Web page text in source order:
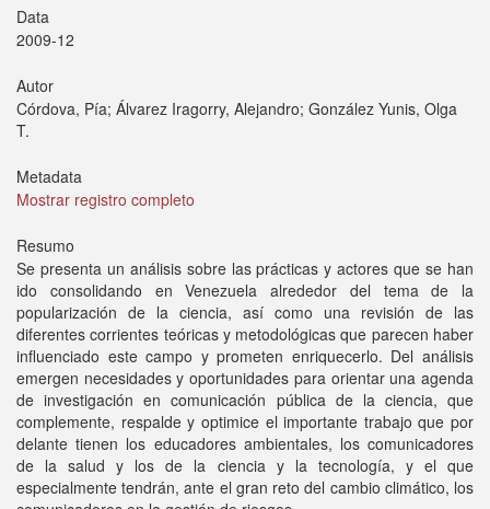
Data
2009-12
Autor
Córdova, Pía; Álvarez Iragorry, Alejandro; González Yunis, Olga
T.
Metadata
Mostrar registro completo
Resumo
Se presenta un análisis sobre las prácticas y actores que se han
ido consolidando en Venezuela alrededor del tema de la
popularización de la ciencia, así como una revisión de las
diferentes corrientes teóricas y metodológicas que parecen haber
influenciado este campo y prometen enriquecerlo. Del análisis
emergen necesidades y oportunidades para orientar una agenda
de investigación en comunicación pública de la ciencia, que
complemente, respalde y optimice el importante trabajo que por
delante tienen los educadores ambientales, los comunicadores
de la salud y los de la ciencia y la tecnología, y el que
especialmente tendrán, ante el gran reto del cambio climático, los